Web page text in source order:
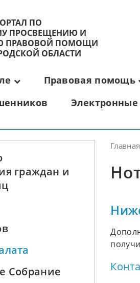
ПО
ПРОСВЕЩЕНИЮ И
ПРАВОВОЙ ПОМОЩИ
ОБЛАСТИ
Правовая помощь
граждан и
Собрание
Главная